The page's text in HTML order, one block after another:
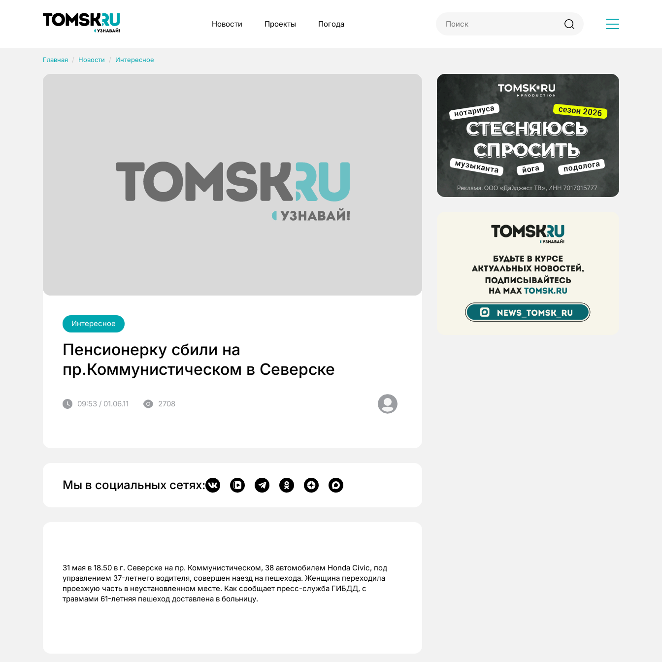
Новости Проекты Погода
Главная Новости Интересное
Интересное
Пенсионерку сбили на
пр.Коммунистическом в Северске
09:53 / 01.06.11 2708
Мы в социальных сетях:
31 мая в 18.50 в г. Северске на пр. Коммунистическом, 38 автомобилем Honda Civic, под
управлением 37-летнего водителя, совершен наезд на пешехода. Женщина переходила
проезжую часть в неустановленном месте. Как сообщает пресс-служба ГИБДД, с
травмами 61-летняя пешеход доставлена в больницу.
Рубрики